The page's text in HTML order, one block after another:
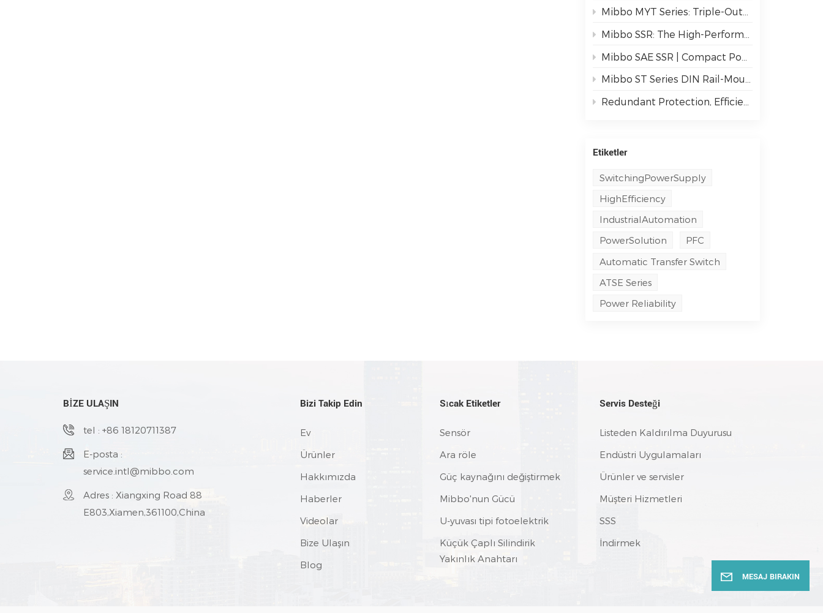
Mibbo MYT Series: Triple-Output Isolated Power Solutions
Mibbo SSR: The High-Performance Switching Solution for Demanding Industrial Environments.
Mibbo SAE SSR | Compact Power, Dual-Mode Control for Industrial Reliability
Mibbo ST Series DIN Rail-Mounted Single-Phase AC Output Solid State Relays: Powering Smarter Industrial Automation
Redundant Protection, Efficient & Secure | M3DN Series Redundancy Modules
Etiketler
SwitchingPowerSupply
HighEfficiency
IndustrialAutomation
PowerSolution
PFC
Automatic Transfer Switch
ATSE Series
Power Reliability
BİZE ULAŞIN
tel : +86 18120711387
E-posta :
service.intl@mibbo.com
Adres : Xiangxing Road 88
E803,Xiamen,361100,China
Bizi Takip Edin
Ev
Ürünler
Hakkımızda
Haberler
Videolar
Bize Ulaşın
Blog
Sıcak Etiketler
Sensör
Ara röle
Güç kaynağını değiştirmek
Mibbo'nun Gücü
U-yuvası tipi fotoelektrik
Küçük Çaplı Silindirik
Yakınlık Anahtarı
Servis Desteği
Listeden Kaldırılma Duyurusu
Endüstri Uygulamaları
Ürünler ve servisler
Müşteri Hizmetleri
SSS
İndirmek
MESAJ BIRAKIN